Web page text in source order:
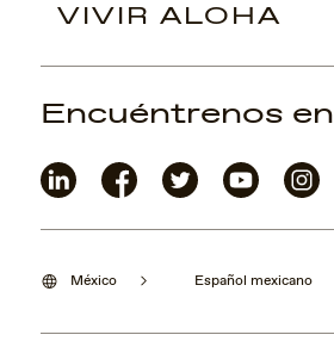
VIVIR ALOHA
México Español mexicano
Encuéntrenos en